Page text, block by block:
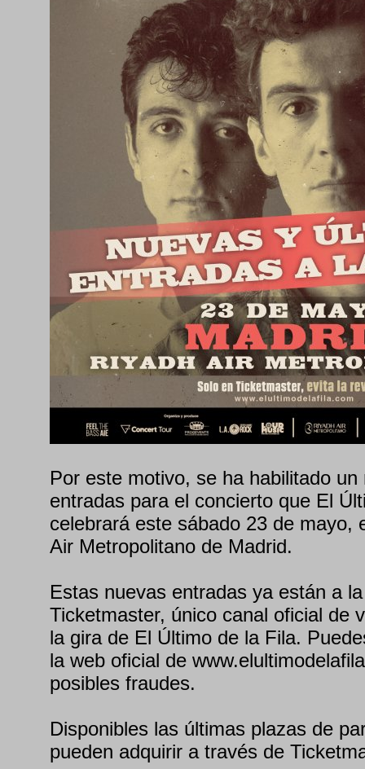
Por este motivo, se ha habilitado
entradas para el concierto que El
celebrará este sábado 23 de mayo,
Air Metropolitano de Madrid.
Estas nuevas entradas ya están a
Ticketmaster, único canal oficial de
la gira de El Último de la Fila.
la web oficial de
posibles fraudes.
Disponibles las últimas plazas de
pueden adquirir a través de